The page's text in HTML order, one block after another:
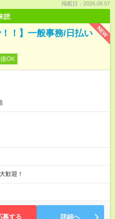
掲載日：2026.08.07
読
NEW
！】一般事務/日払い
OK
歓迎！
募する 詳細へ